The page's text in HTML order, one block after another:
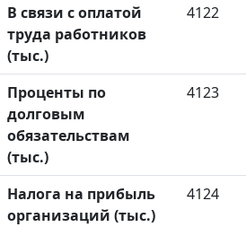
В связи с оплатой
труда работников
(тыс.)
4122
Проценты по
долговым
обязательствам
(тыс.)
4123
Налога на прибыль
организаций (тыс.)
4124